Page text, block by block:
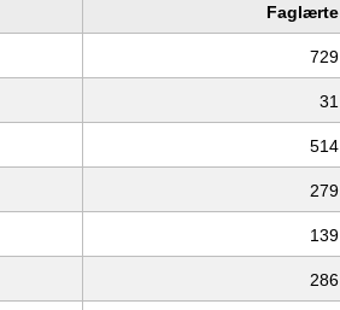
Faglærte
729
31
514
279
139
286